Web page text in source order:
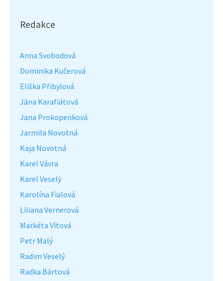
Redakce
Anna Svobodová
Dominika Kučerová
Eliška Přibylová
Jána Karafiátová
Jana Prokopenková
Jarmila Novotná
Kaja Novotná
Karel Vávra
Karel Veselý
Karolína Fialová
Liliana Vernerová
Markéta Vítová
Petr Malý
Radim Veselý
Radka Bártová